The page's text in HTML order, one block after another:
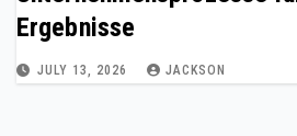
Ergebnisse
JULY 13, 2026 JACKSON